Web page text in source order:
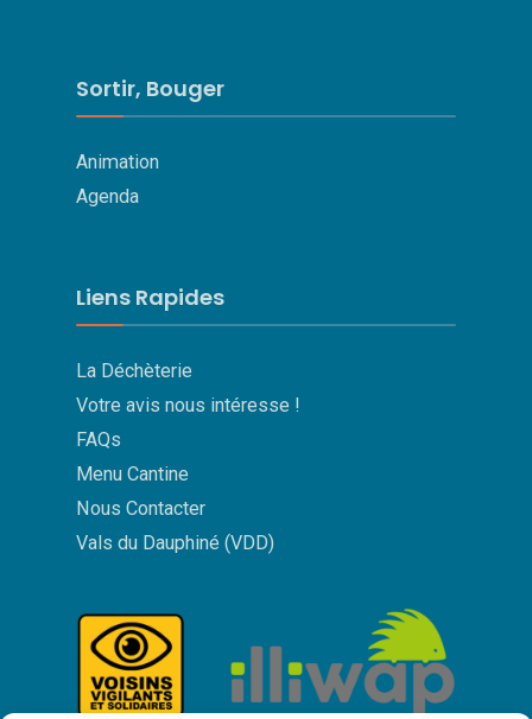
Sortir, Bouger
Animation
Agenda
Liens Rapides
La Déchèterie
Votre avis nous intéresse !
FAQs
Menu Cantine
Nous Contacter
Vals du Dauphiné (VDD)